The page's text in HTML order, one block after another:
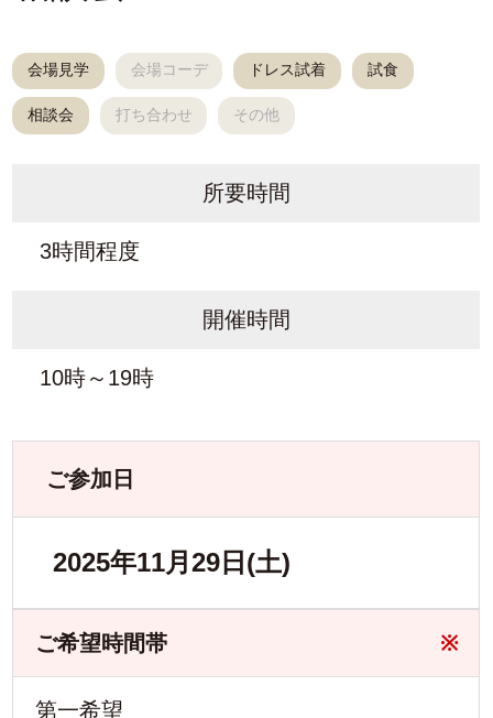
会場見学 会場コーデ ドレス試着 試食
相談会 打ち合わせ その他
所要時間
3時間程度
開催時間
10時～19時
ご参加日
2025年11月29日(土)
ご希望時間帯 ※
第一希望